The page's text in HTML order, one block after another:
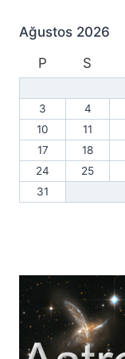
Ağustos 2026
P
S
3
4
10
11
17
18
24
25
31